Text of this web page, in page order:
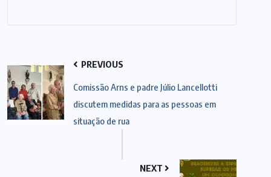
PREVIOUS
Comissão Arns e padre Júlio Lancellotti
discutem medidas para as pessoas em
situação de rua
NEXT